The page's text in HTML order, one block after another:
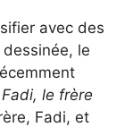
avec des
le
le frère
Fadi, et